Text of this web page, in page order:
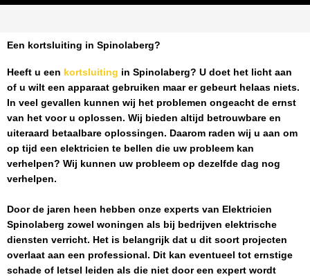
Een kortsluiting in Spinolaberg?
Heeft u een kortsluiting in Spinolaberg? U doet het licht aan
of u wilt een apparaat gebruiken maar er gebeurt helaas niets.
In veel gevallen kunnen wij het problemen ongeacht de ernst
van het voor u oplossen. Wij bieden altijd betrouwbare en
uiteraard betaalbare oplossingen. Daarom raden wij u aan om
op tijd een elektricien te bellen die uw probleem kan
verhelpen? Wij kunnen uw probleem op dezelfde dag nog
verhelpen.
Door de jaren heen hebben onze experts van Elektricien
Spinolaberg zowel woningen als bij bedrijven elektrische
diensten verricht. Het is belangrijk dat u dit soort projecten
overlaat aan een professional. Dit kan eventueel tot ernstige
schade of letsel leiden als die niet door een expert wordt